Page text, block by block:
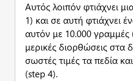
Αυτός λοιπόν φτιάχνει
1) και σε αυτή φτιάχνει
αυτόν με 10.000 γραμμές
μερικές διορθώσεις
σωστές τιμές τα πεδία
(step 4).